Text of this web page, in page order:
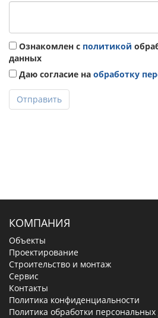
Ознакомлен с политикой
данных
Даю согласие на обработку
Отправить
КОМПАНИЯ
Объекты
Проектирование
Строительство и монтаж
Сервис
Контакты
Политика конфиденциальности
Политика обработки